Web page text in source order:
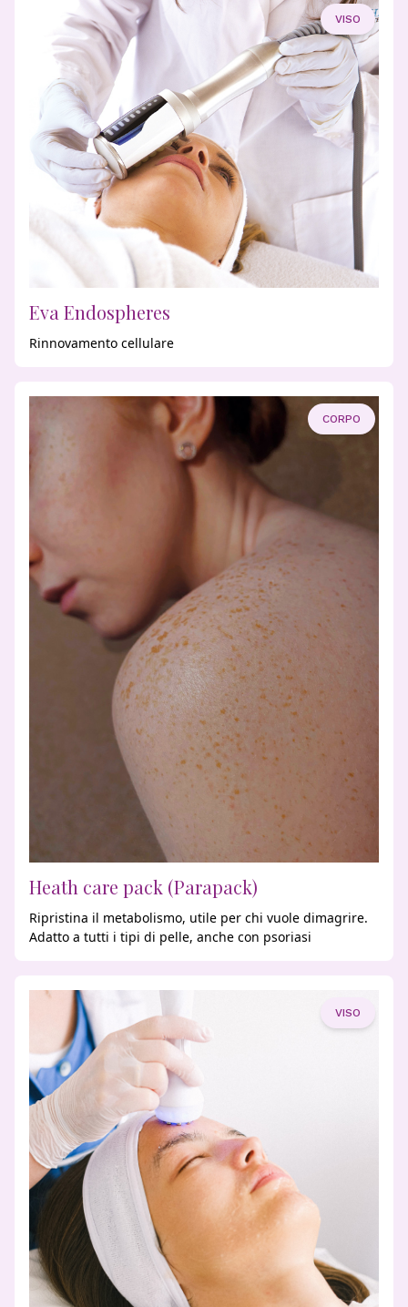
VISO
Eva Endospheres
Rinnovamento cellulare
CORPO
Heath care pack (Parapack)
Ripristina il metabolismo, utile per chi vuole dimagrire.
Adatto a tutti i tipi di pelle, anche con psoriasi
VISO